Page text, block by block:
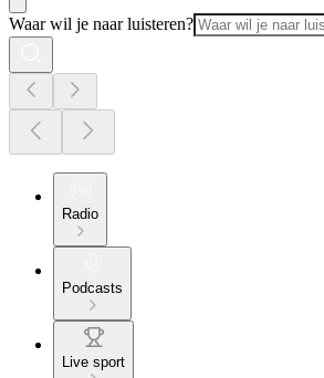
Waar wil je naar luisteren?
Radio
Podcasts
Live sport